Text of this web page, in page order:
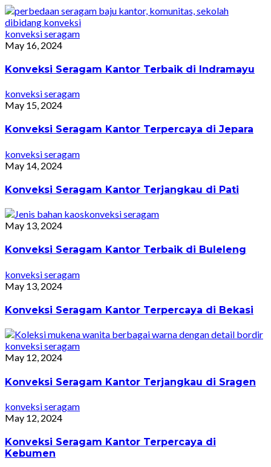
konveksi seragam
May 16, 2024
Konveksi Seragam Kantor Terbaik di Indramayu
konveksi seragam
May 15, 2024
Konveksi Seragam Kantor Terpercaya di Jepara
konveksi seragam
May 14, 2024
Konveksi Seragam Kantor Terjangkau di Pati
konveksi seragam
May 13, 2024
Konveksi Seragam Kantor Terbaik di Buleleng
konveksi seragam
May 13, 2024
Konveksi Seragam Kantor Terpercaya di Bekasi
konveksi seragam
May 12, 2024
Konveksi Seragam Kantor Terjangkau di Sragen
konveksi seragam
May 12, 2024
Konveksi Seragam Kantor Terpercaya di
Kebumen